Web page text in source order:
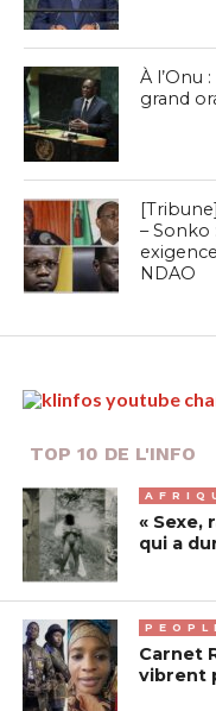
À l’Onu
grand
–
NDAO
TOP 10 DE L'INFO
« Sexe,
qui a
Carnet
vibrent